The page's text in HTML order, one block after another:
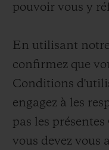
pouvoir vous y
En utilisant
confirmez que
Conditions
engagez à les
pas les
vous devez vous